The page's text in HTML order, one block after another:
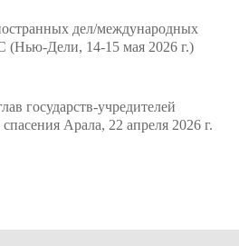
дел/международных
Дели, 14-15 мая 2026 г.)
государств-учредителей
Арала, 22 апреля 2026 г.